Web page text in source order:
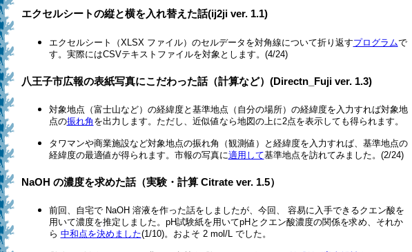
エクセルシートの縦と横を入れ替えた話(ij2ji ver. 1.1)
エクセルシート（XLSX ファイル）のセルデータを対角線について折り返すプログラムで
す。実際にはCSVテキストファイルを対象とします。(4/24)
八王子市広報の表紙写真にこだわった話（計算など）(Directn_Fuji ver. 1.3)
対象地点（富士山など）の経緯度と基準地点（自分の場所）の経緯度を入力すれば対象地
点の振れ角 を出力します。ただし、近似値なら地図の上に2点を表示しても得られます。
タワマンや商業施設など対象地点の振れ角（観測値）と経緯度を入力すれば、基準地点の
経緯度の最適値が得られます。市報の写真に適用して基準地点を訪れてみました。(2/24)
NaOH の濃度を求めた話（実験・計算 Citrate ver. 1.5）
前回、自宅で NaOH 溶液を作った話をしましたが、今回、 容易に入手できるクエン酸を
用いて濃度を推定しました。pH試験紙を用いてpHとクエン酸濃度の関係を求め、それか
ら 中和点を決めました(1/10)。およそ 2 mol/L でした。